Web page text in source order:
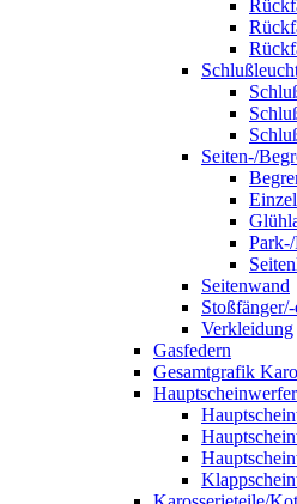
Seiten-/
Seitenwand
Verkleidung
Gasfedern
Gesamtgrafik